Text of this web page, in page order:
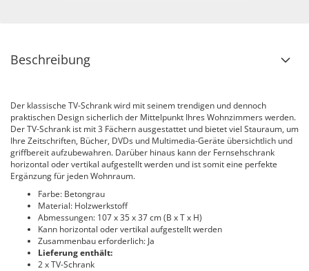
Beschreibung
Der klassische TV-Schrank wird mit seinem trendigen und dennoch
praktischen Design sicherlich der Mittelpunkt Ihres Wohnzimmers werden.
Der TV-Schrank ist mit 3 Fächern ausgestattet und bietet viel Stauraum, um
Ihre Zeitschriften, Bücher, DVDs und Multimedia-Geräte übersichtlich und
griffbereit aufzubewahren. Darüber hinaus kann der Fernsehschrank
horizontal oder vertikal aufgestellt werden und ist somit eine perfekte
Ergänzung für jeden Wohnraum.
Farbe: Betongrau
Material: Holzwerkstoff
Abmessungen: 107 x 35 x 37 cm (B x T x H)
Kann horizontal oder vertikal aufgestellt werden
Zusammenbau erforderlich: Ja
Lieferung enthält:
2 x TV-Schrank